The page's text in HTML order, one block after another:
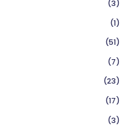
(3)
(1)
(51)
(7)
(23)
(17)
(3)